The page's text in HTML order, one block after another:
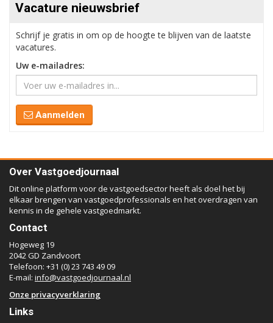
Vacature nieuwsbrief
Schrijf je gratis in om op de hoogte te blijven van de laatste
vacatures.
Uw e-mailadres:
Aanmelden
Over Vastgoedjournaal
Dit online platform voor de vastgoedsector heeft als doel het bij
elkaar brengen van vastgoedprofessionals en het overdragen van
kennis in de gehele vastgoedmarkt.
Contact
Hogeweg 19
2042 GD Zandvoort
Telefoon: +31 (0) 23 743 49 09
E-mail: info@vastgoedjournaal.nl
Onze privacyverklaring
Links